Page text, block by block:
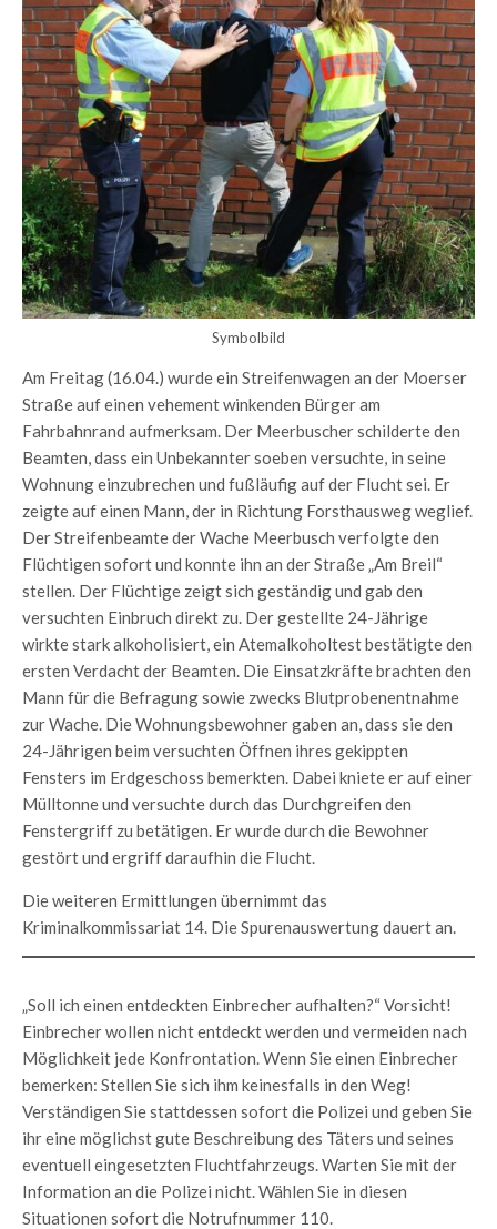
Symbolbild
Am Freitag (16.04.) wurde ein Streifenwagen an der Moerser
Straße auf einen vehement winkenden Bürger am
Fahrbahnrand aufmerksam. Der Meerbuscher schilderte den
Beamten, dass ein Unbekannter soeben versuchte, in seine
Wohnung einzubrechen und fußläufig auf der Flucht sei. Er
zeigte auf einen Mann, der in Richtung Forsthausweg weglief.
Der Streifenbeamte der Wache Meerbusch verfolgte den
Flüchtigen sofort und konnte ihn an der Straße „Am Breil“
stellen. Der Flüchtige zeigt sich geständig und gab den
versuchten Einbruch direkt zu. Der gestellte 24-Jährige
wirkte stark alkoholisiert, ein Atemalkoholtest bestätigte den
ersten Verdacht der Beamten. Die Einsatzkräfte brachten den
Mann für die Befragung sowie zwecks Blutprobenentnahme
zur Wache. Die Wohnungsbewohner gaben an, dass sie den
24-Jährigen beim versuchten Öffnen ihres gekippten
Fensters im Erdgeschoss bemerkten. Dabei kniete er auf einer
Mülltonne und versuchte durch das Durchgreifen den
Fenstergriff zu betätigen. Er wurde durch die Bewohner
gestört und ergriff daraufhin die Flucht.
Die weiteren Ermittlungen übernimmt das
Kriminalkommissariat 14. Die Spurenauswertung dauert an.
„Soll ich einen entdeckten Einbrecher aufhalten?“ Vorsicht!
Einbrecher wollen nicht entdeckt werden und vermeiden nach
Möglichkeit jede Konfrontation. Wenn Sie einen Einbrecher
bemerken: Stellen Sie sich ihm keinesfalls in den Weg!
Verständigen Sie stattdessen sofort die Polizei und geben Sie
ihr eine möglichst gute Beschreibung des Täters und seines
eventuell eingesetzten Fluchtfahrzeugs. Warten Sie mit der
Information an die Polizei nicht. Wählen Sie in diesen
Situationen sofort die Notrufnummer 110.